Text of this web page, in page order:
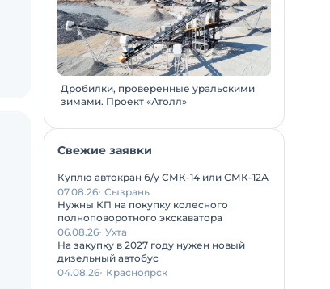
Дробилки, проверенные уральскими
зимами. Проект «Атолл»
Свежие заявки
Куплю автокран б/у СМК-14 или СМК-12А
07.08.26 Сызрань
Нужны КП на покупку колесного
полноповоротного экскаватора
06.08.26 Ухта
На закупку в 2027 году нужен новый
дизельный автобус
04.08.26 Красноярск